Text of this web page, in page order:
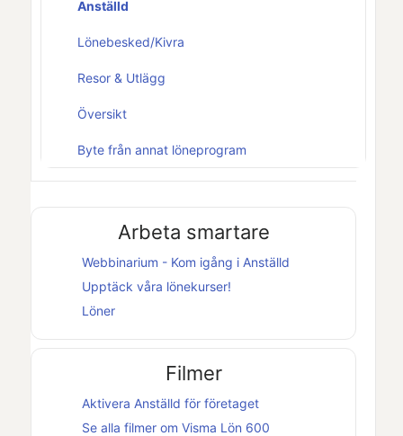
Anställd
Lönebesked/Kivra
Resor & Utlägg
Översikt
Byte från annat löneprogram
Arbeta smartare
Webbinarium - Kom igång i Anställd
Upptäck våra lönekurser!
Löner
Filmer
Aktivera Anställd för företaget
Se alla filmer om Visma Lön 600